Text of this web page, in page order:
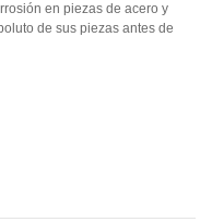
en piezas de acero y
de sus piezas antes de